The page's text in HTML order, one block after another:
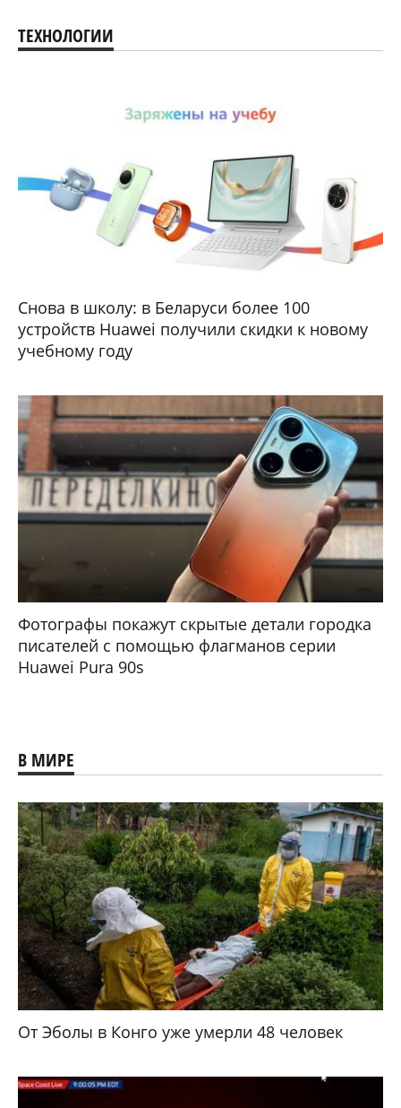
ТЕХНОЛОГИИ
Снова в школу: в Беларуси более 100
устройств Huawei получили скидки к новому
учебному году
Фотографы покажут скрытые детали городка
писателей с помощью флагманов серии
Huawei Pura 90s
В МИРЕ
От Эболы в Конго уже умерли 48 человек